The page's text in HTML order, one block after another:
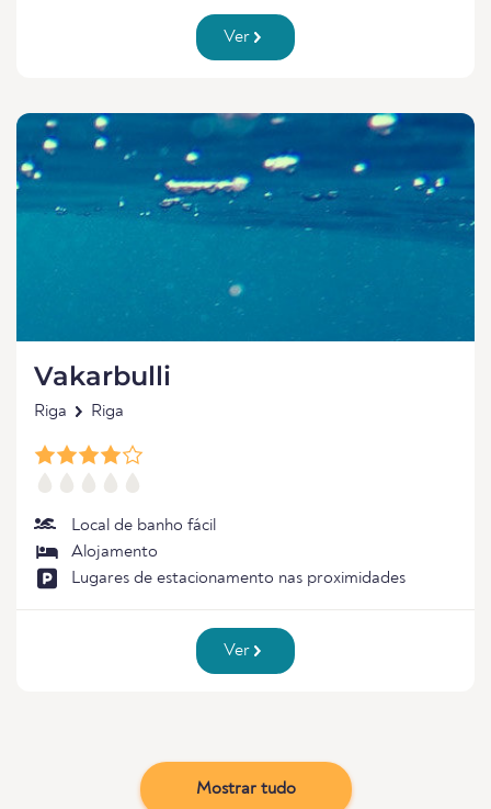
Ver
Vakarbulli
Riga Riga
Local de banho fácil
Alojamento
Lugares de estacionamento nas proximidades
Ver
Mostrar tudo